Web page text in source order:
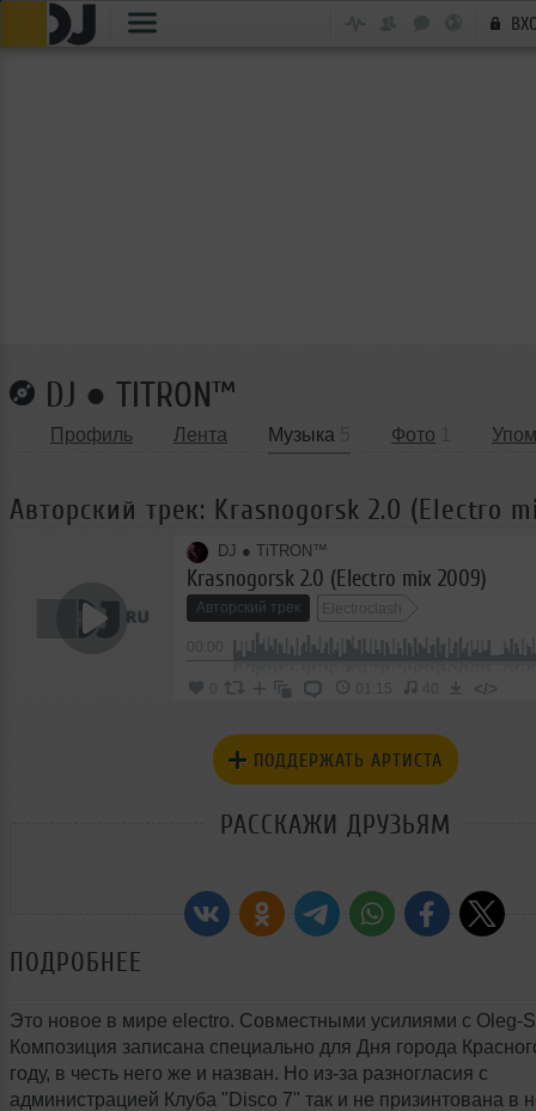
DJ ● TITRON™
Профиль Лента Музыка Фото
Авторский трек: Krasnogorsk 2.0 (Electro
DJ ● TiTRON™
Krasnogorsk 2.0 (Electro mix 2009)
Авторский трек Electroclash
01:15 </>
ПОДДЕРЖАТЬ АРТИСТА
РАССКАЖИ ДРУЗЬЯМ
ПОДРОБНЕЕ
Это новое в мире electro. Совместными усилиями с Oleg-
Композиция записана специально для Дня города
году, в честь него же и назван. Но из-за разногласия с
администрацией Клуба "Disco 7" так и не призинтована в